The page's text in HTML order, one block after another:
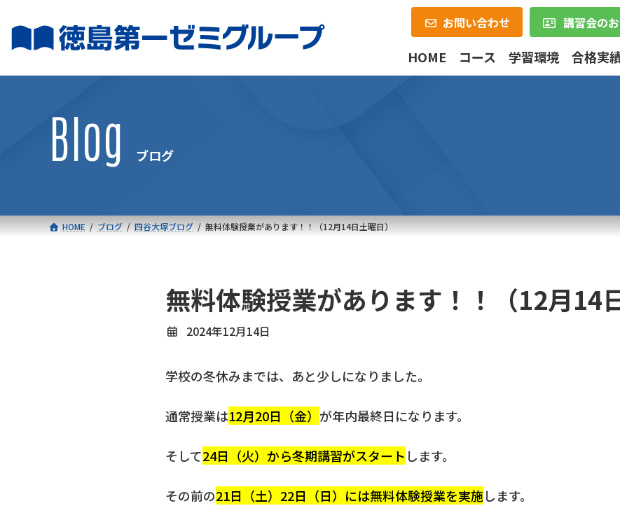
ン
テ
ビ
ゲ
お問い合わせ 講習会の
HOME コース 学習環境 合格実
Blog ブログ
HOME ブログ 四谷大塚ブログ 無料体験授業があります！！（12月14日土曜日）
無料体験授業があります！！（12月14
2024年12月14日
学校の冬休みまでは、あと少しになりました。
通常授業は12月20日（金） が年内最終日になります。
そして24日（火）から冬期講習がスタート します。
その前の21日（土）22日（日）には無料体験授業を実施します。